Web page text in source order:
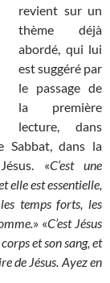
revient sur un
thème déjà
abordé, qui lui
est suggéré par
le passage de
la première
lecture, dans
Sabbat, dans la
«C’est une
elle est essentielle,
temps forts, les
» «C’est Jésus
et son sang, et
de Jésus. Ayez en